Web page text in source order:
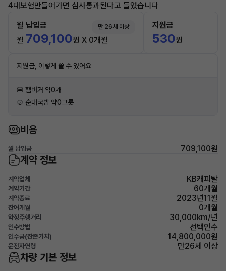
4대보험만들어가면 심사통과된다고 들었습니다
월 납입금 만 26세 이상
월 709,100원 X 0개월
지원금
530원
지원금, 이렇게 쓸 수 있어요
🍔 햄버거 약0개
🍲 순대국밥 약0그릇
비용
월 납입금 709,100원
계약 정보
계약업체 KB캐피탈
계약기간 60개월
계약종료 2023년11월
잔여개월 0개월
약정주행거리 30,000km/년
인수방법 선택인수
인수금(잔존가치) 14,800,000원
운전자연령 만26세 이상
차량 기본 정보